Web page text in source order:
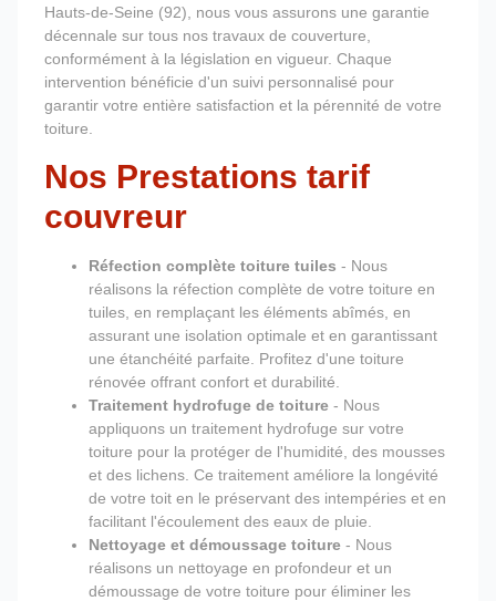
Hauts-de-Seine (92), nous vous assurons une garantie
décennale sur tous nos travaux de couverture,
conformément à la législation en vigueur. Chaque
intervention bénéficie d'un suivi personnalisé pour
garantir votre entière satisfaction et la pérennité de votre
toiture.
Nos Prestations tarif
couvreur
Réfection complète toiture tuiles - Nous
réalisons la réfection complète de votre toiture en
tuiles, en remplaçant les éléments abîmés, en
assurant une isolation optimale et en garantissant
une étanchéité parfaite. Profitez d'une toiture
rénovée offrant confort et durabilité.
Traitement hydrofuge de toiture - Nous
appliquons un traitement hydrofuge sur votre
toiture pour la protéger de l'humidité, des mousses
et des lichens. Ce traitement améliore la longévité
de votre toit en le préservant des intempéries et en
facilitant l'écoulement des eaux de pluie.
Nettoyage et démoussage toiture - Nous
réalisons un nettoyage en profondeur et un
démoussage de votre toiture pour éliminer les